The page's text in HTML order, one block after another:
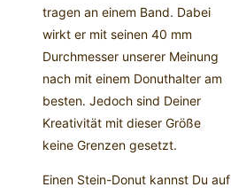
tragen an einem Band. Dabei
wirkt er mit seinen 40 mm
Durchmesser unserer Meinung
nach mit einem Donuthalter am
besten. Jedoch sind Deiner
Kreativität mit dieser Größe
keine Grenzen gesetzt.
Einen Stein-Donut kannst Du auf